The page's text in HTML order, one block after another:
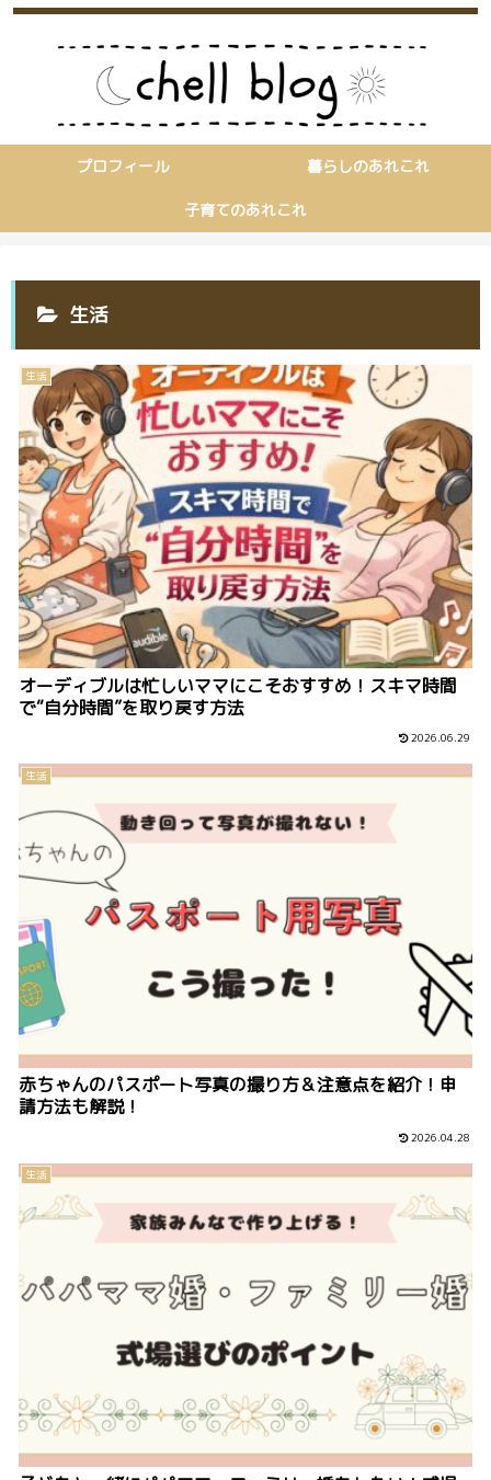
プロフィール 暮らしのあれこれ
子育てのあれこれ
生活
生活
オーディブルは忙しいママにこそおすすめ！スキマ時間
で“自分時間”を取り戻す方法
2026.06.29
生活
赤ちゃんのパスポート写真の撮り方＆注意点を紹介！申
請方法も解説！
2026.04.28
生活